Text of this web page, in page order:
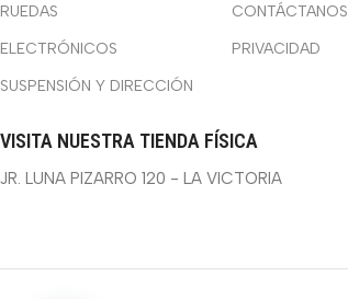
RUEDAS
ELECTRÓNICOS
SUSPENSIÓN Y DIRECCIÓN
CONTÁCTANOS
PRIVACIDAD
VISITA NUESTRA TIENDA FÍSICA
JR. LUNA PIZARRO 120 - LA VICTORIA